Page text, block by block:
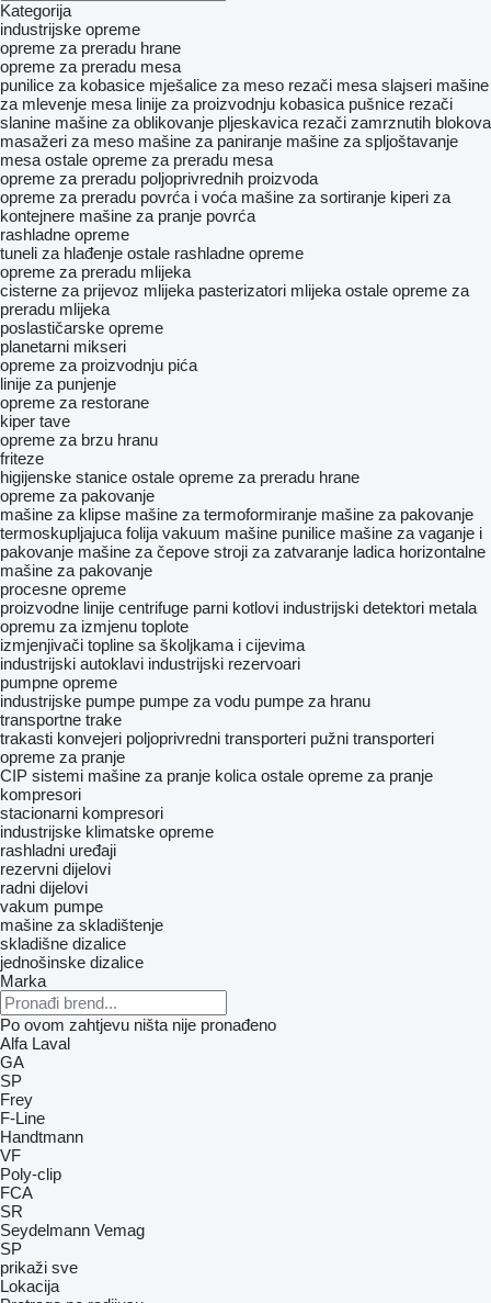
Kategorija
industrijske opreme
opreme za preradu hrane
opreme za preradu mesa
punilice za kobasice mješalice za meso rezači mesa slajseri mašine
za mlevenje mesa linije za proizvodnju kobasica pušnice rezači
slanine mašine za oblikovanje pljeskavica rezači zamrznutih blokova
masažeri za meso mašine za paniranje mašine za spljoštavanje
mesa ostale opreme za preradu mesa
opreme za preradu poljoprivrednih proizvoda
opreme za preradu povrća i voća mašine za sortiranje kiperi za
kontejnere mašine za pranje povrća
rashladne opreme
tuneli za hlađenje ostale rashladne opreme
opreme za preradu mlijeka
cisterne za prijevoz mlijeka pasterizatori mlijeka ostale opreme za
preradu mlijeka
poslastičarske opreme
planetarni mikseri
opreme za proizvodnju pića
linije za punjenje
opreme za restorane
kiper tave
opreme za brzu hranu
friteze
higijenske stanice ostale opreme za preradu hrane
opreme za pakovanje
mašine za klipse mašine za termoformiranje mašine za pakovanje
termoskupljajuca folija vakuum mašine punilice mašine za vaganje i
pakovanje mašine za čepove stroji za zatvaranje ladica horizontalne
mašine za pakovanje
procesne opreme
proizvodne linije centrifuge parni kotlovi industrijski detektori metala
opremu za izmjenu toplote
izmjenjivači topline sa školjkama i cijevima
industrijski autoklavi industrijski rezervoari
pumpne opreme
industrijske pumpe pumpe za vodu pumpe za hranu
transportne trake
trakasti konvejeri poljoprivredni transporteri pužni transporteri
opreme za pranje
CIP sistemi mašine za pranje kolica ostale opreme za pranje
kompresori
stacionarni kompresori
industrijske klimatske opreme
rashladni uređaji
rezervni dijelovi
radni dijelovi
vakum pumpe
mašine za skladištenje
skladišne dizalice
jednošinske dizalice
Marka
Po ovom zahtjevu ništa nije pronađeno
Alfa Laval
GA
SP
Frey
F-Line
Handtmann
VF
Poly-clip
FCA
SR
Seydelmann Vemag
SP
prikaži sve
Lokacija